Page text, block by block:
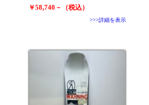
￥58,740－（税込）
>>>詳細を表示